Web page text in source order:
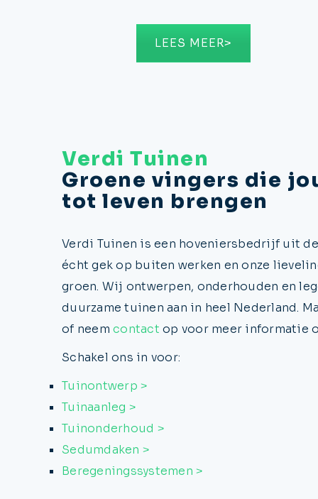
LEES MEER>
Verdi Tuinen
Groene vingers die
tot leven brengen
Verdi Tuinen is een hoveniersbedrijf uit
écht gek op buiten werken en onze
groen. Wij ontwerpen, onderhouden en
duurzame tuinen aan in heel Nederland.
of neem contact op voor meer informatie
Schakel ons in voor:
Tuinontwerp >
Tuinaanleg >
Tuinonderhoud >
Sedumdaken >
Beregeningssystemen >